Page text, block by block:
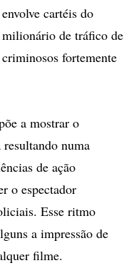
cartéis do
milionário de tráfico de
fortemente
a mostrar o
numa
de ação
o espectador
Esse ritmo
a impressão de
filme.